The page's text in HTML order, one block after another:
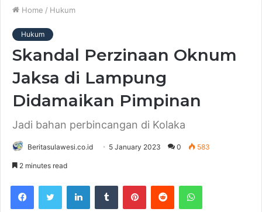
Home / Hukum
Hukum
Skandal Perzinaan Oknum
Jaksa di Lampung
Didamaikan Pimpinan
Jadi bahan perbincangan di Kolaka
Beritasulawesi.co.id 5 January 2023 0 583
2 minutes read